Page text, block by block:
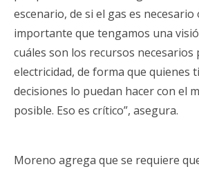
escenario, de si el gas es necesario
importante que tengamos una
cuáles son los recursos
electricidad, de forma que quienes
decisiones lo puedan hacer con el
posible. Eso es crítico”, asegura.
Moreno agrega que se requiere